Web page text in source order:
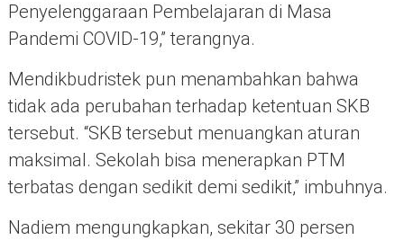
Penyelenggaraan Pembelajaran di Masa
Pandemi COVID-19,” terangnya.
Mendikbudristek pun menambahkan bahwa
tidak ada perubahan terhadap ketentuan SKB
tersebut. “SKB tersebut menuangkan aturan
maksimal. Sekolah bisa menerapkan PTM
terbatas dengan sedikit demi sedikit,” imbuhnya.
Nadiem mengungkapkan, sekitar 30 persen